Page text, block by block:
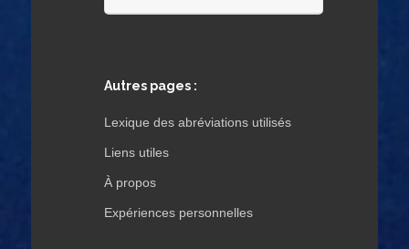
Autres pages :
Lexique des abréviations utilisés
Liens utiles
À propos
Expériences personnelles